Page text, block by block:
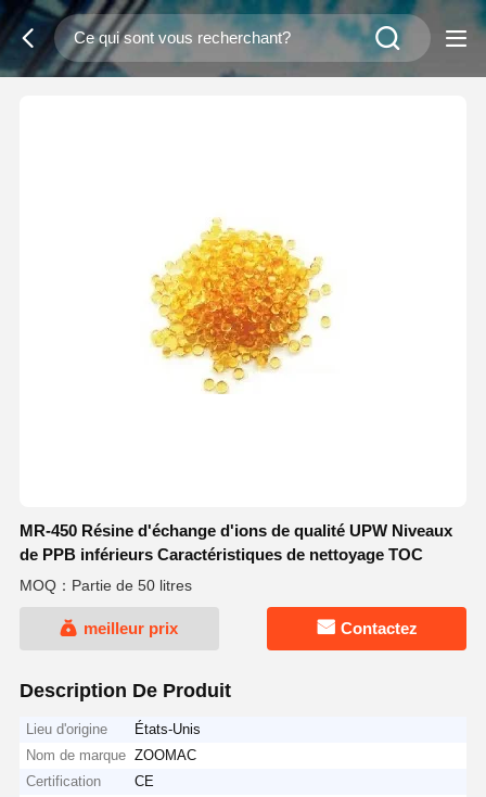
MR-450 Résine d'échange d'ions de qualité UPW Niveaux
de PPB inférieurs Caractéristiques de nettoyage TOC
MOQ：Partie de 50 litres
meilleur prix Contactez
Description De Produit
Lieu d'origine
États-Unis
Nom de marque ZOOMAC
Certification
CE